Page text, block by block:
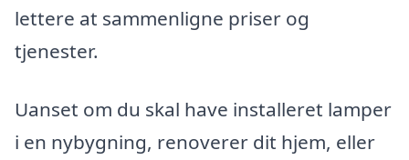
lettere at sammenligne priser og
tjenester.
Uanset om du skal have installeret lamper
i en nybygning, renoverer dit hjem, eller